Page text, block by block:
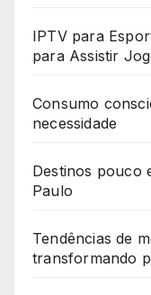
IPTV para
para Assistir
Consumo
necessidade
Destinos pouco
Paulo
Tendências de
transformando